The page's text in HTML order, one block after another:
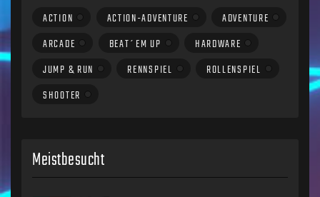
ACTION ACTION-ADVENTURE
ADVENTURE
ARCADE
BEAT´EM UP
HARDWARE
JUMP & RUN
RENNSPIEL
ROLLENSPIEL
SHOOTER
Meistbesucht